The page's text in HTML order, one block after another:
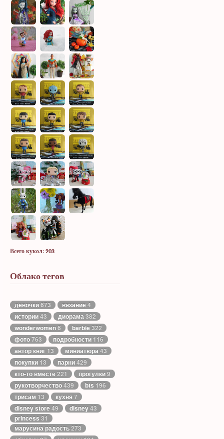
Всего кукол: 203
Облако тегов
девочки673 вязание4
истории43 диорама382
wonderwomen6 barbie322
фото763 подробности 116
автор книг 13 миниатюра43
покупки 13 парни429
кто-то вместе221 прогулки9
рукотворчество439 bts 196
трисам 13 кухня7
disney store49 disney43
princess 31
марусина радость273